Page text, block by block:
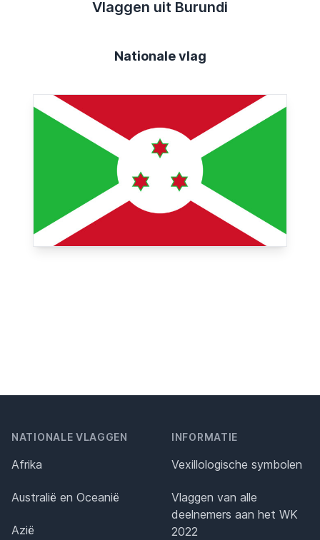
Vlaggen uit Burundi
Nationale vlag
NATIONALE VLAGGEN
Afrika
Australië en Oceanië
Azië
INFORMATIE
Vexillologische symbolen
Vlaggen van alle
deelnemers aan het WK
2022